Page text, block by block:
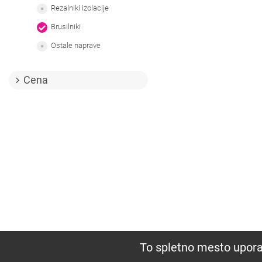
Rezalniki izolacije
Brusilniki
Ostale naprave
Cena
To spletno mesto